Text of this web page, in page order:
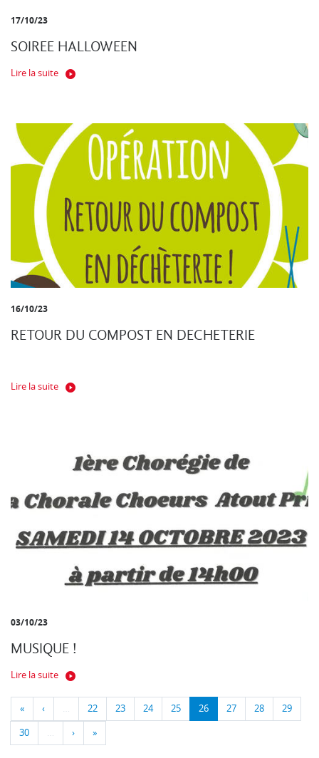
17/10/23
SOIREE HALLOWEEN
Lire la suite
16/10/23
RETOUR DU COMPOST EN DECHETERIE
Lire la suite
03/10/23
MUSIQUE !
Lire la suite
« ‹ … 22 23 24 25 26 27 28 29
30 … › »